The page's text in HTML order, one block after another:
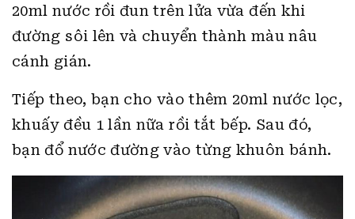
20ml nước rồi đun trên lửa vừa đến khi
đường sôi lên và chuyển thành màu nâu
cánh gián.
Tiếp theo, bạn cho vào thêm 20ml nước lọc,
khuấy đều 1 lần nữa rồi tắt bếp. Sau đó,
bạn đổ nước đường vào từng khuôn bánh.